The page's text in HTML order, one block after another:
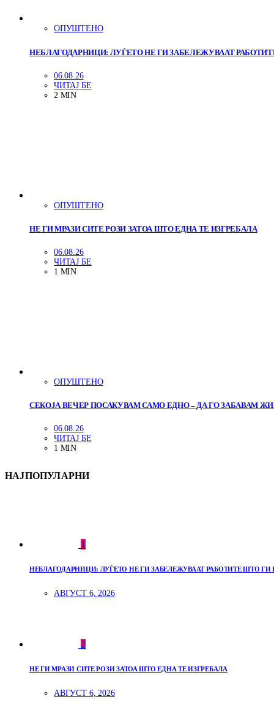
ОПУШТЕНО
НЕБЛАГОДАРНИЦИ: ЛУЃЕТО НЕ ГИ ЗАБЕЛЕЖУВААТ
06.08.26
ЧИТАЈ БЕ
2 MIN
ОПУШТЕНО
НЕ ГИ МРАЗИ СИТЕ РОЗИ ЗАТОА ШТО ЕДНА ТЕ ИЗГРЕБАЛА
06.08.26
ЧИТАЈ БЕ
1 MIN
ОПУШТЕНО
СЕКОЈА ВЕЧЕР ПОСАКУВАМ САМО ЕДНО – ДА ГО ЗАБАВАМ
06.08.26
ЧИТАЈ БЕ
1 MIN
НАЈПОПУЛАРНИ
1
НЕБЛАГОДАРНИЦИ: ЛУЃЕТО НЕ ГИ ЗАБЕЛЕЖУВААТ РАБОТИТЕ ШТО
АВГУСТ 6, 2026
2
НЕ ГИ МРАЗИ СИТЕ РОЗИ ЗАТОА ШТО ЕДНА ТЕ ИЗГРЕБАЛА
АВГУСТ 6, 2026